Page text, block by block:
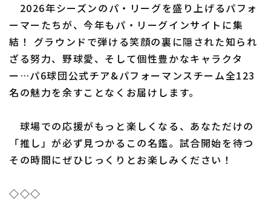
ファーム中地区
ファーム西地区
交流戦
北海道日本ハムファイターズ
東北楽天ゴールデンイーグルス
埼玉西武ライオンズ
千葉ロッテマリーンズ
オリックス・バファローズ
福岡ソフトバンクホークス
設定
2026年シーズンのパ・リーグを盛り上げるパフォ
ーマーたちが、今年もパ・リーグインサイトに集
結！ グラウンドで弾ける笑顔の裏に隠された知られ
ざる努力、野球愛、そして個性豊かなキャラクタ
ー…パ6球団公式チア&パフォーマンスチーム全123
名の魅力を余すことなくお届けします。
球場での応援がもっと楽しくなる、あなただけの
「推し」が必ず見つかるこの名鑑。試合開始を待つ
その時間にぜひじっくりとお楽しみください！
◇◇◇